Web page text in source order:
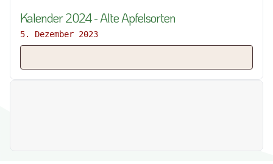
Kalender 2024 - Alte Apfelsorten
5. Dezember 2023